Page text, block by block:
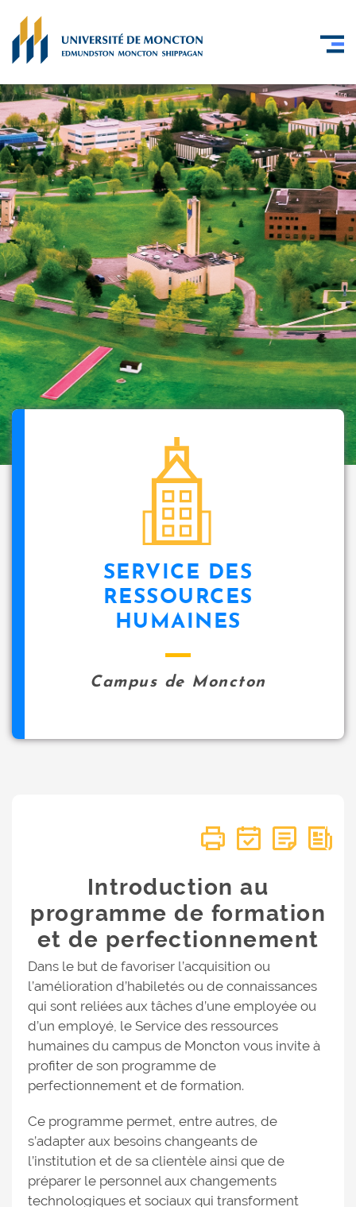
SERVICE DES
RESSOURCES
HUMAINES
Campus de Moncton
Introduction au
programme de formation
et de perfectionnement
Dans le but de favoriser l’acquisition ou
l’amélioration d’habiletés ou de connaissances
qui sont reliées aux tâches d’une employée ou
d’un employé, le Service des ressources
humaines du campus de Moncton vous invite à
profiter de son programme de
perfectionnement et de formation.
Ce programme permet, entre autres, de
s’adapter aux besoins changeants de
l’institution et de sa clientèle ainsi que de
préparer le personnel aux changements
technologiques et sociaux qui transforment